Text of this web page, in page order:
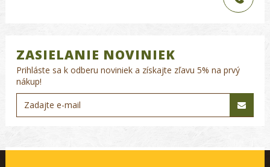
ZASIELANIE NOVINIEK
Prihláste sa k odberu noviniek a získajte zľavu 5% na prvý
nákup!